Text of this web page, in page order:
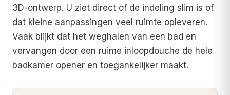
3D-ontwerp. U ziet direct of de indeling slim is of
dat kleine aanpassingen veel ruimte opleveren.
Vaak blijkt dat het weghalen van een bad en
vervangen door een ruime inloopdouche de hele
badkamer opener en toegankelijker maakt.